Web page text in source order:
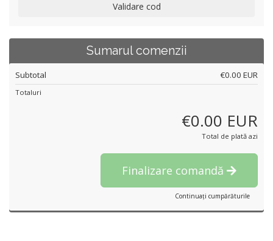
Validare cod
Sumarul comenzii
Subtotal €0.00 EUR
Totaluri
€0.00 EUR
Total de plată azi
Finalizare comandă
Continuați cumpărăturile